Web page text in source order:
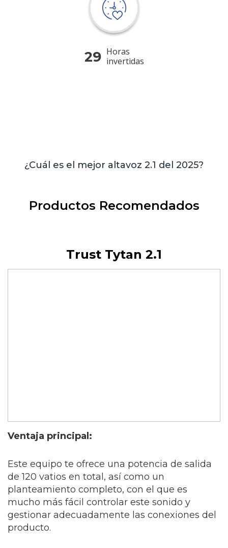
29 Horas
invertidas
¿Cuál es el mejor altavoz 2.1 del 2025?
Productos Recomendados
Trust Tytan 2.1
Ventaja principal:
Este equipo te ofrece una potencia de salida
de 120 vatios en total, así como un
planteamiento completo, con el que es
mucho más fácil controlar este sonido y
gestionar adecuadamente las conexiones del
producto.